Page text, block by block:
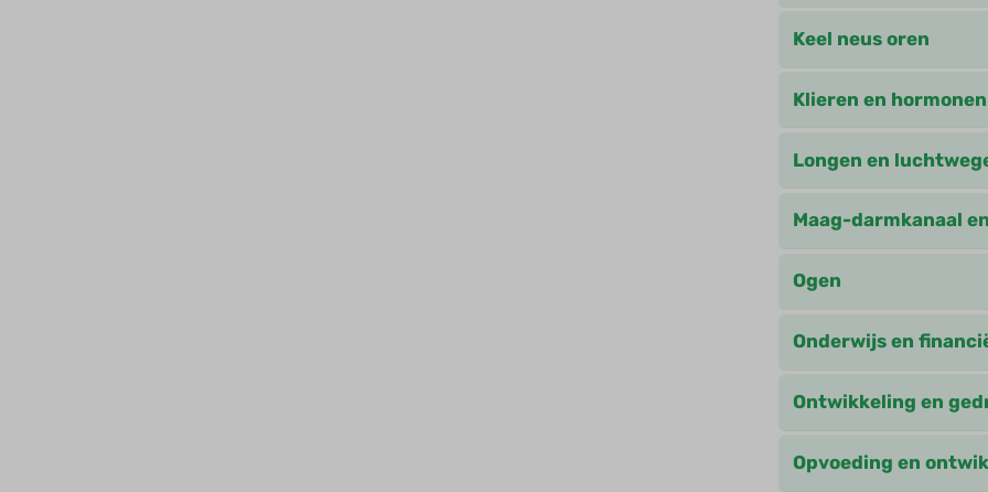
Keel neus oren
Klieren en hormonen
Longen en
Maag-darmkanaal
Ogen
Onderwijs en
Ontwikkeling en
Opvoeding en